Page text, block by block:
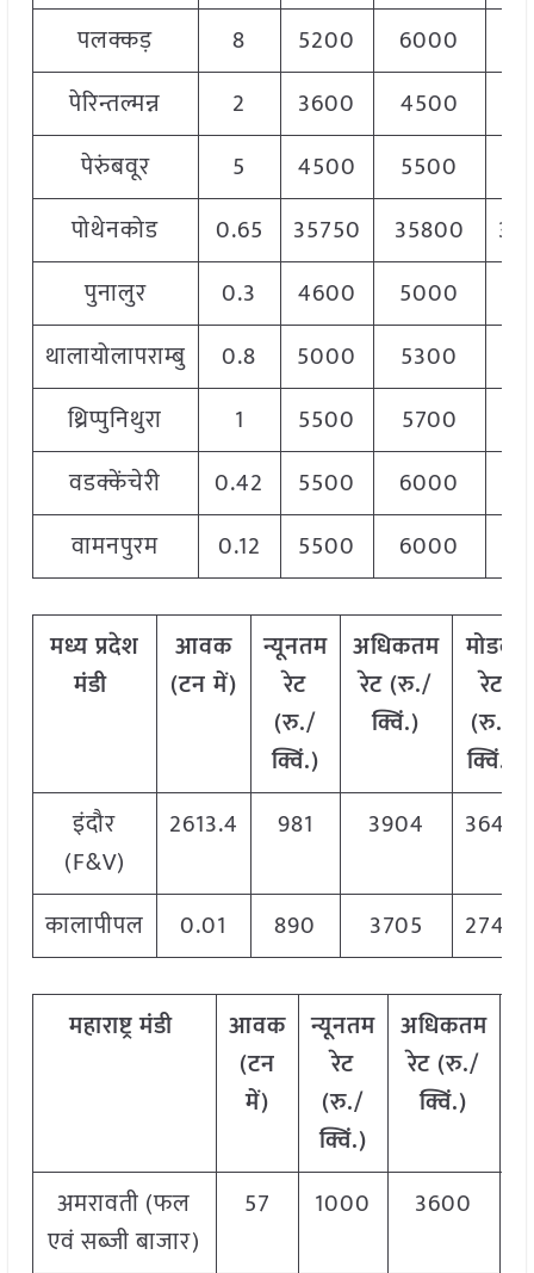
पलक्कड़
8 5200 6000
पेरिन्तल्मन्न
2 3600 4500
पेरुंबवूर
5 4500 5500
पोथेनकोड
0.65 35750 35800
पुनालुर
0.3 4600 5000
थालायोलापराम्बु
0.8 5000 5300
थ्रिप्पुनिथुरा
1 5500 5700
वडक्केंचेरी
0.42 5500 6000
वामनपुरम
0.12 5500 6000
मध्यप्रदेश
मंडी
आवक
(टनमें)
न्यूनतम
रेट
(रु./
क्विं.)
अधिकतम
रेट (रु./
क्विं.)
मोडल
रेट
(रु./
क्विं.)
इंदौर
(F&V)
2613.4 981 3904 3643
कालापीपल 0.01 890 3705 2745
महाराष्ट्रमंडी
आवक
(टन
में)
न्यूनतम
रेट
(रु./
क्विं.)
अधिकतम
रेट (रु./
क्विं.)
अमरावती (फल
एवं सब्जी बाजार)
57 1000 3600